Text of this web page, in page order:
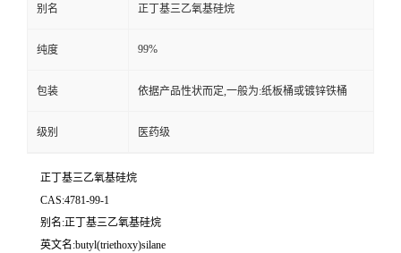
别名 正丁基三乙氧基硅烷
纯度 99%
包装 依据产品性状而定,一般为:纸板桶或镀锌铁桶
级别 医药级
正丁基三乙氧基硅烷
CAS:4781-99-1
别名:正丁基三乙氧基硅烷
英文名:butyl(triethoxy)silane